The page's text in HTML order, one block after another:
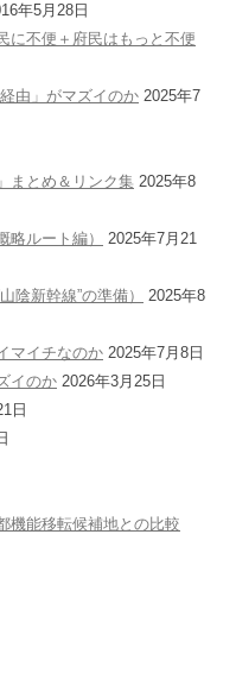
年5月28日
に不便＋府民はもっと不便
由」がマズイのか 2025年7
まとめ＆リンク集 2025年8
ルート編）
2025年7月21
陰新幹線”の準備）
2025年8
マイチなのか 2025年7月8日
イのか 2026年3月25日
日
機能移転候補地との比較